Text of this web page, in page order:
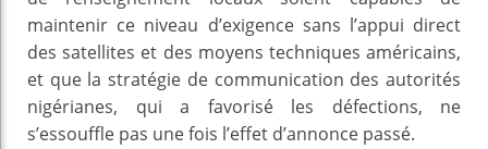
maintenir ce niveau d’exigence sans l’appui direct
des satellites et des moyens techniques américains,
et que la stratégie de communication des autorités
nigérianes, qui a favorisé les défections, ne
s’essouffle pas une fois l’effet d’annonce passé.